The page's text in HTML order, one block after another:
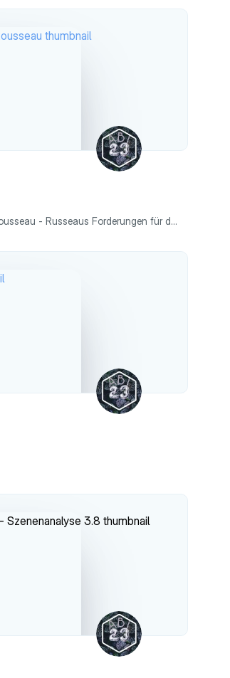
- Rousseaus Menschenbild - Naturzustand nach Rousseau - Russeaus Forderungen für die Verbesserung der gesellschaftlichen Organisation und des Staatswesens -Vergleiche & Unterschiede zu Hobbes, Locke, Montesquieu